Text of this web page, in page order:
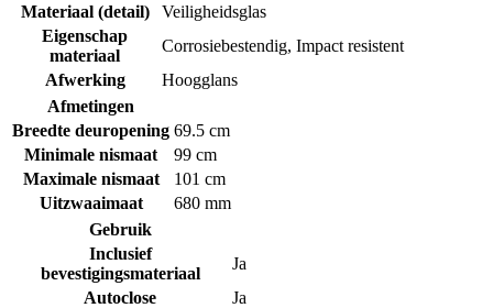
Materiaal (detail)
Veiligheidsglas
Eigenschap
materiaal
Corrosiebestendig, Impact resistent
Afwerking
Hoogglans
Afmetingen
Breedte deuropening 69.5 cm
Minimale nismaat
99 cm
Maximale nismaat
101 cm
Uitzwaaimaat
680 mm
Gebruik
Inclusief
bevestigingsmateriaal
Ja
Autoclose
Ja